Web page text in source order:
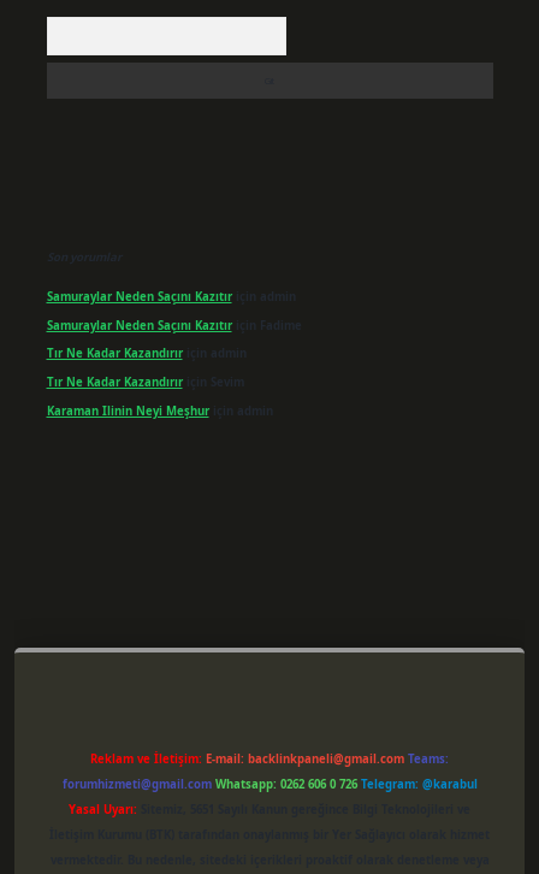
Son yorumlar
Samuraylar Neden Saçını Kazıtıriçin admin
Samuraylar Neden Saçını Kazıtıriçin Fadime
Tır Ne Kadar Kazandırıriçin admin
Tır Ne Kadar Kazandırıriçin Sevim
Karaman Ilinin Neyi Meşhuriçin admin
Reklam ve İletişim: E-mail: backlinkpaneli@gmail.com Teams:
forumhizmeti@gmail.com Whatsapp: 0262 606 0 726 Telegram: @karabul
Yasal Uyarı: